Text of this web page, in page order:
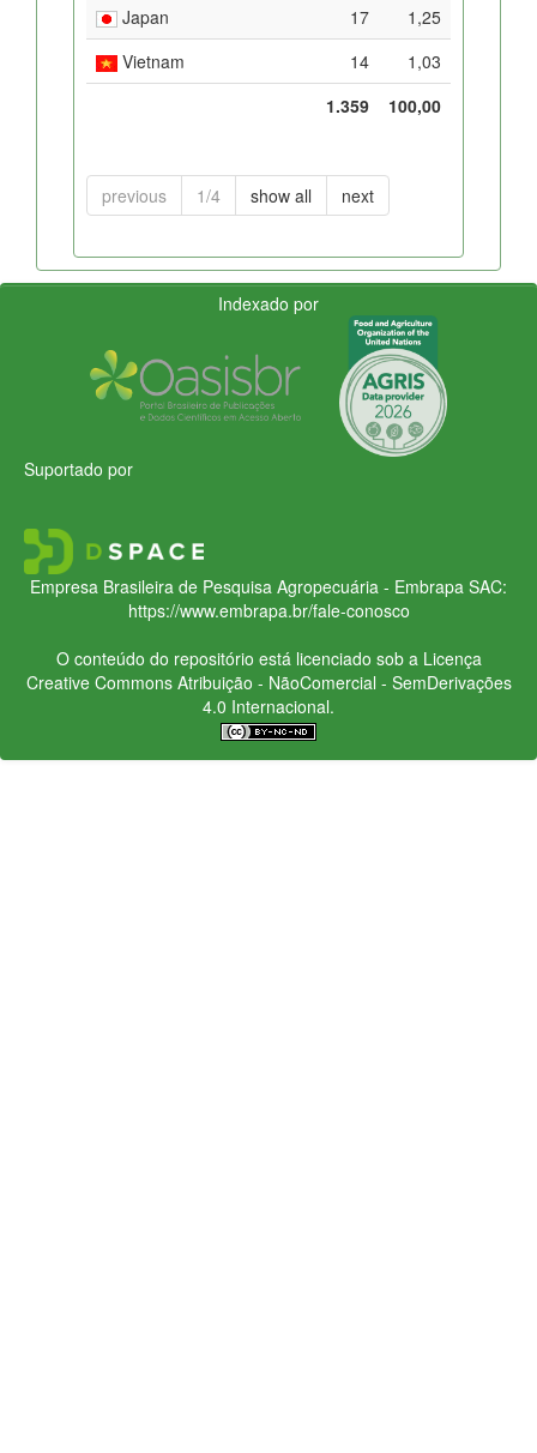
Japan
17
1,25
Vietnam
14
1,03
1.359
100,00
previous 1/4 show all next
Indexado por
Suportado por
Empresa Brasileira de Pesquisa Agropecuária - Embrapa SAC:
https://www.embrapa.br/fale-conosco
O conteúdo do repositório está licenciado sob a Licença
Creative CommonsAtribuição - NãoComercial - SemDerivações
4.0 Internacional.